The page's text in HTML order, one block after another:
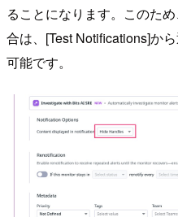
ることになります。このた
合は、[Test Notifications]か
可能です。